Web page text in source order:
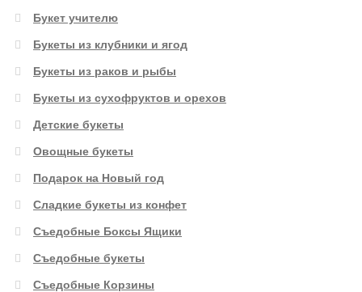
Букет учителю
Букеты из клубники и ягод
Букеты из раков и рыбы
Букеты из сухофруктов и орехов
Детские букеты
Овощные букеты
Подарок на Новый год
Сладкие букеты из конфет
Съедобные Боксы Ящики
Съедобные букеты
Съедобные Корзины